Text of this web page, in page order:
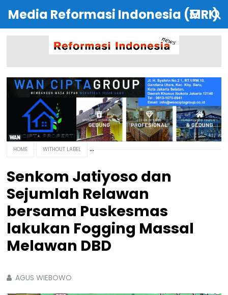
Media Reformasi Indonesia (MRI)
HOME WITHOUT LABEL
Senkom Jatiyoso dan
Sejumlah Relawan
bersama Puskesmas
lakukan Fogging Massal
Melawan DBD
AGUS WIEBOWO